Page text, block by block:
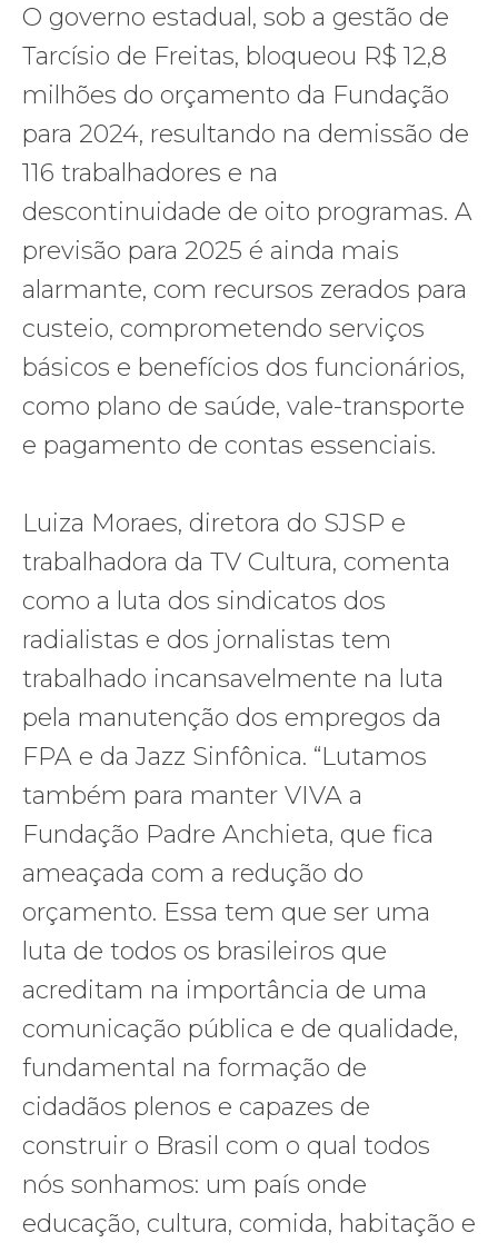
O governo estadual, sob a gestão de
Tarcísio de Freitas, bloqueou R$ 12,8
milhões do orçamento da Fundação
para 2024, resultando na demissão de
116 trabalhadores e na
descontinuidade de oito programas. A
previsão para 2025 é ainda mais
alarmante, com recursos zerados para
custeio, comprometendo serviços
básicos e benefícios dos funcionários,
como plano de saúde, vale-transporte
e pagamento de contas essenciais.
Luiza Moraes, diretora do SJSP e
trabalhadora da TV Cultura, comenta
como a luta dos sindicatos dos
radialistas e dos jornalistas tem
trabalhado incansavelmente na luta
pela manutenção dos empregos da
FPA e da Jazz Sinfônica. “Lutamos
também para manter VIVA a
Fundação Padre Anchieta, que fica
ameaçada com a redução do
orçamento. Essa tem que ser uma
luta de todos os brasileiros que
acreditam na importância de uma
comunicação pública e de qualidade,
fundamental na formação de
cidadãos plenos e capazes de
construir o Brasil com o qual todos
nós sonhamos: um país onde
educação, cultura, comida, habitação e